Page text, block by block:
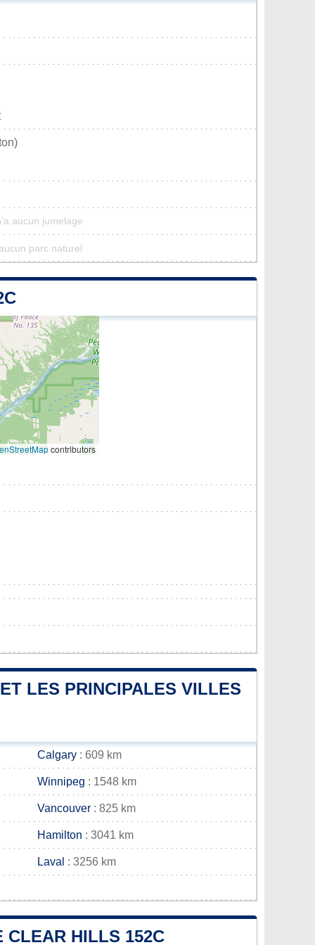
aucun jumelage
parc naturel
contributors
LES PRINCIPALES VILLES
Calgary : 609 km
Winnipeg : 1548 km
Vancouver : 825 km
Hamilton : 3041 km
Laval : 3256 km
CLEAR HILLS 152C